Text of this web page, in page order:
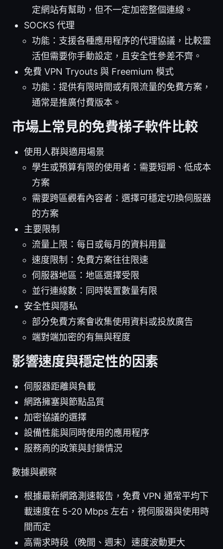
定網站有幫助，但不一定加密整個連線。
SOCKS 代理
功能：支援各種應用程序的代理協議，比較靈
活但需要你手動設定，且安全性參差不齊。
免費 VPN Tryouts 與 Freemium 模式
功能：提供有限時間或有限流量的免費方案，
通常是推廣付費版本。
市場上常見的免費梯子軟件比較
使用人群與適用場景
學生或預算有限的使用者：需要短期、低成本
方案
需要跨區觀看內容者：選擇可穩定切換伺服器
的方案
主要限制
流量上限：每日或每月的資料用量
速度限制：免費方案往往限速
伺服器地區：地區選擇受限
並行連線數：同時裝置數量有限
安全性與隱私
部分免費方案會收集使用資料或投放廣告
端對端加密的有無與程度
影響速度與穩定性的因素
伺服器距離與負載
網路擁塞與節點品質
加密協議的選擇
設備性能與同時使用的應用程序
服務商的政策與封鎖情況
數據與觀察
根據最新網路測速報告，免費 VPN 通常平均下
載速度在 5-20 Mbps 左右，視伺服器與使用時
間而定
高需求時段（晚間、週末）速度波動更大